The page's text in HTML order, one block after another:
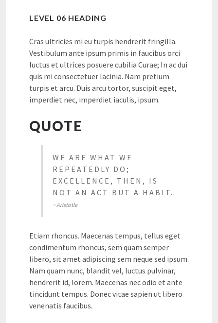
LEVEL 06 HEADING
Cras ultricies mi eu turpis hendrerit fringilla.
Vestibulum ante ipsum primis in faucibus orci
luctus et ultrices posuere cubilia Curae; In ac dui
quis mi consectetuer lacinia. Nam pretium
turpis et arcu. Duis arcu tortor, suscipit eget,
imperdiet nec, imperdiet iaculis, ipsum.
QUOTE
WE ARE WHAT WE
REPEATEDLY DO;
EXCELLENCE, THEN, IS
NOT AN ACT BUT A HABIT.
~ Aristotle
Etiam rhoncus. Maecenas tempus, tellus eget
condimentum rhoncus, sem quam semper
libero, sit amet adipiscing sem neque sed ipsum.
Nam quam nunc, blandit vel, luctus pulvinar,
hendrerit id, lorem. Maecenas nec odio et ante
tincidunt tempus. Donec vitae sapien ut libero
venenatis faucibus.